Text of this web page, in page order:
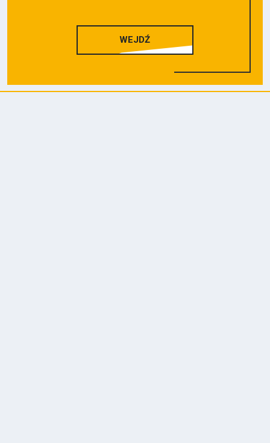
WEJDŹ